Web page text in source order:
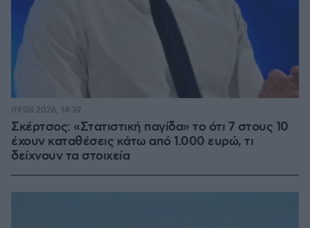
Σκέρτσος: «Στατιστική παγίδα» το ότι 7 στους 10
έχουν καταθέσεις κάτω από 1.000 ευρώ, τι
δείχνουν τα στοιχεία
09.08.2026, 14:39